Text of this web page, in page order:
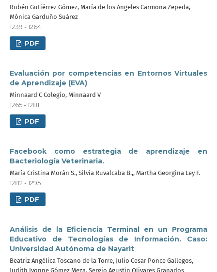
Rubén Gutiérrez Gómez, María de los Ángeles Carmona Zepeda,
Mónica Garduño Suárez
1239 - 1264
PDF
Evaluación por competencias en Entornos Virtuales
de Aprendizaje (EVA)
Minnaard C Colegio, Minnaard V
1265 - 1281
PDF
Facebook como estrategia de aprendizaje en
Bacteriología Veterinaria.
María Cristina Morán S., Silvia Ruvalcaba B.,, Martha Georgina Ley F.
1282 - 1295
PDF
Análisis de la Eficiencia Terminal en un Programa
Educativo de Tecnologías de Información. Caso:
Universidad Autónoma de Nayarit
Beatriz Angélica Toscano de la Torre, Julio Cesar Ponce Gallegos,
Judith Ivonne Gómez Meza, Sergio Agustín Olivares Granados